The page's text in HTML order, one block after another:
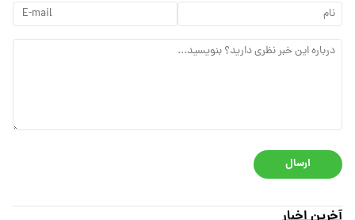
ارسال